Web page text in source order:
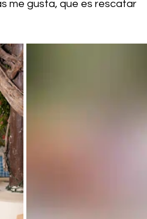
me gusta, que es rescatar